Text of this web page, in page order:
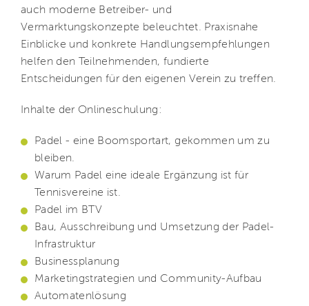
auch moderne Betreiber- und
Vermarktungskonzepte beleuchtet. Praxisnahe
Einblicke und konkrete Handlungsempfehlungen
helfen den Teilnehmenden, fundierte
Entscheidungen für den eigenen Verein zu treffen.
Inhalte der Onlineschulung:
Padel - eine Boomsportart, gekommen um zu
bleiben.
Warum Padel eine ideale Ergänzung ist für
Tennisvereine ist.
Padel im BTV
Bau, Ausschreibung und Umsetzung der Padel-
Infrastruktur
Businessplanung
Marketingstrategien und Community-Aufbau
Automatenlösung